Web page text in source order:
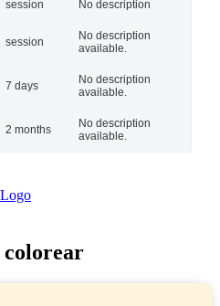
session No description
session
No description
available.
7 days
No description
available.
2 months
No description
available.